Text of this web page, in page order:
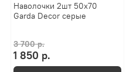
Наволочки 2шт 50x70
Garda Decor серые
3 700 р.
1 850 р.